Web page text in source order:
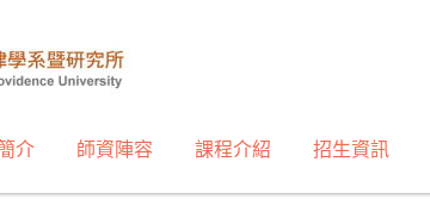
介 師資陣容 課程介紹 招生資訊